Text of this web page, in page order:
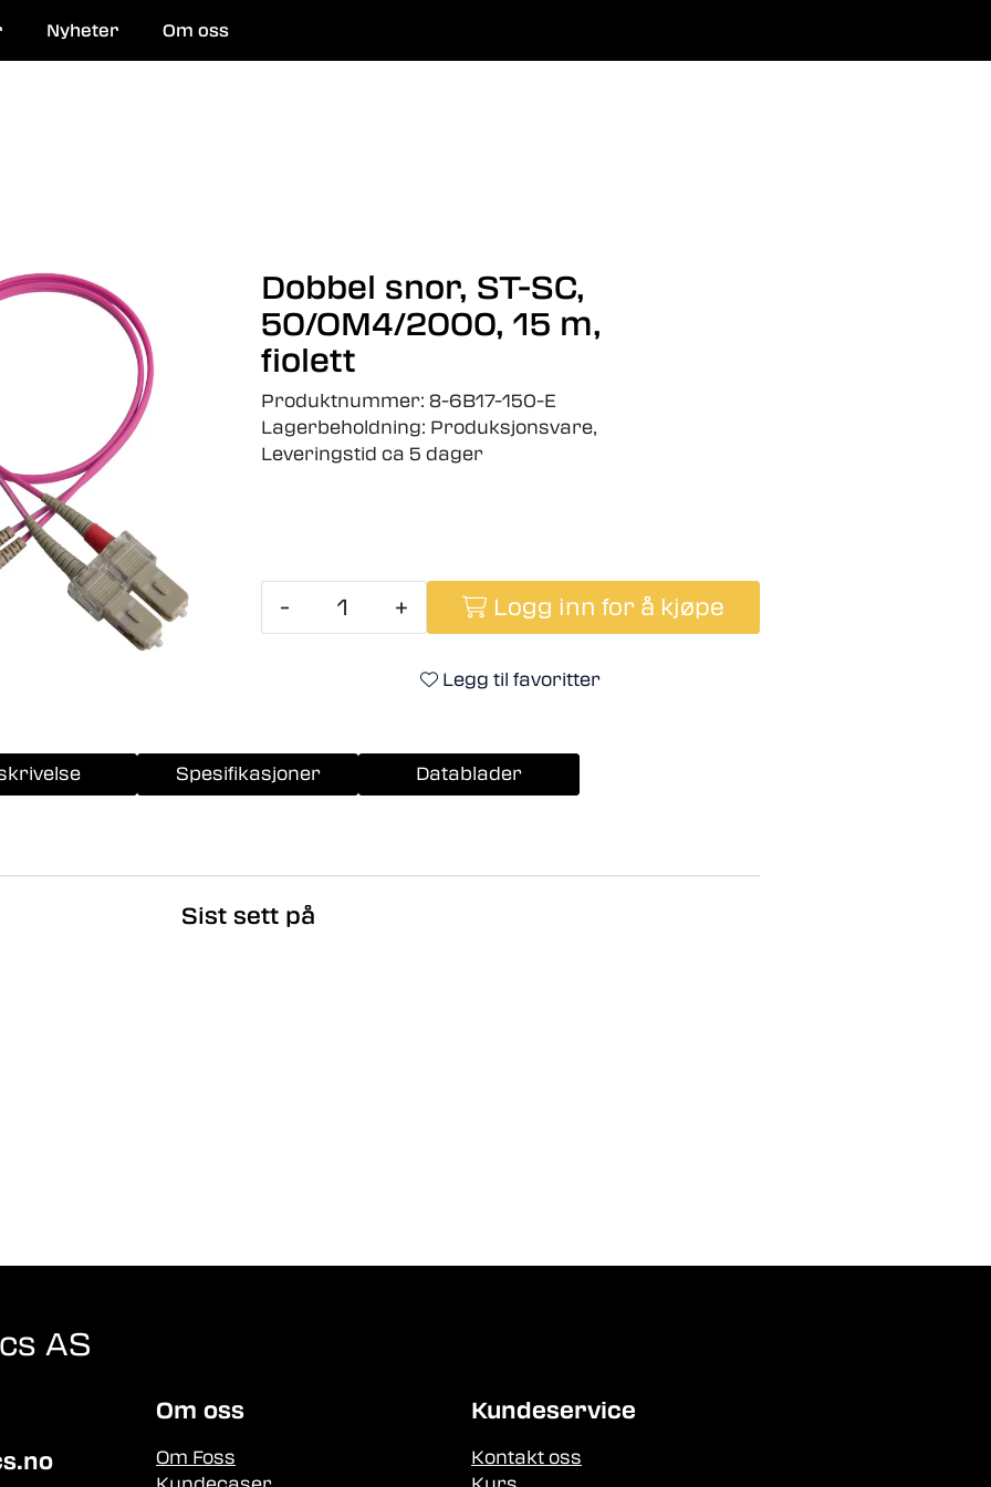
reparasjon
Nyheter Om oss
Dobbel snor, ST-SC,
50/OM4/2000, 15 m,
fiolett
Produktnummer: 8-6B17-150-E
Lagerbeholdning: Produksjonsvare,
Leveringstid ca 5 dager
- + Logg inn for å kjøpe
Legg til favoritter
Spesifikasjoner Datablader
Sist sett på
AS
Om oss
Om Foss
Kundeservice
Kontakt oss